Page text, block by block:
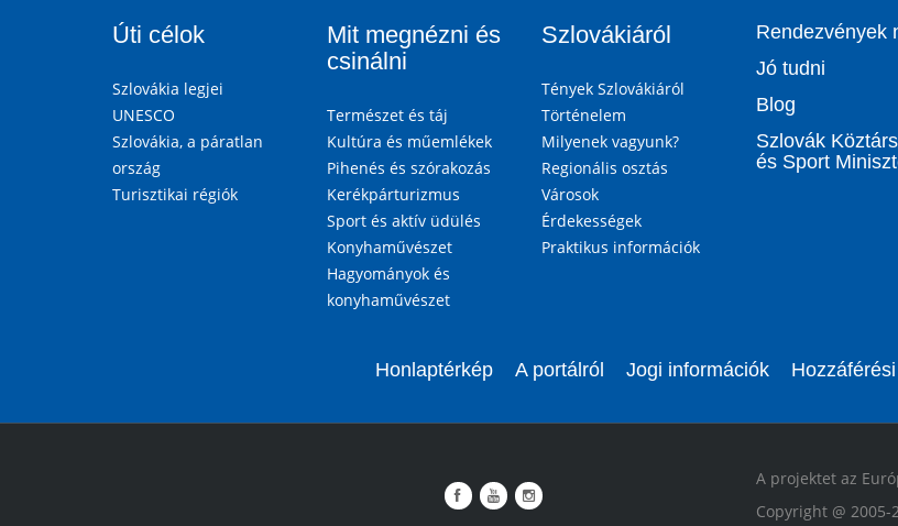
Úti célok
Szlovákia legjei
UNESCO
Szlovákia, a páratlan
ország
Turisztikai régiók
Mit megnézni és
csinálni
Természet és táj
Kultúra és műemlékek
Pihenés és szórakozás
Kerékpárturizmus
Sport és aktív üdülés
Konyhaművészet
Hagyományok és
konyhaművészet
Szlovákiáról
Tények Szlovákiáról
Történelem
Milyenek vagyunk?
Regionális osztás
Városok
Érdekességek
Praktikus információk
Rendezvények
Jó tudni
Blog
Szlovák
és Sport
Honlaptérkép A portálról Jogi információk
A projektet az
Copyright @